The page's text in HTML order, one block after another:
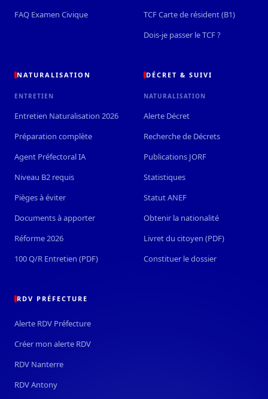
FAQ Examen Civique
TCF Carte de résident (B1)
Dois-je passer le TCF ?
NATURALISATION
ENTRETIEN
Entretien Naturalisation 2026
Préparation complète
Agent Préfectoral IA
Niveau B2 requis
Pièges à éviter
Documents à apporter
Réforme 2026
100 Q/R Entretien (PDF)
DÉCRET & SUIVI
NATURALISATION
Alerte Décret
Recherche de Décrets
Publications JORF
Statistiques
Statut ANEF
Obtenir la nationalité
Livret du citoyen (PDF)
Constituer le dossier
RDV PRÉFECTURE
Alerte RDV Préfecture
Créer mon alerte RDV
RDV Nanterre
RDV Antony